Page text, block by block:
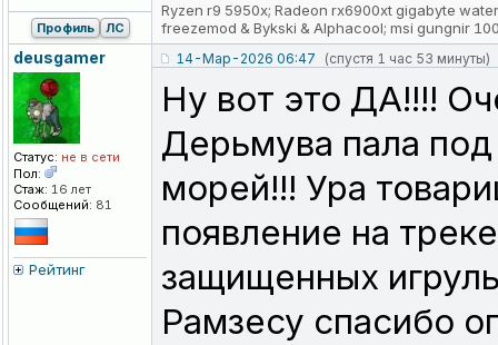
Ryzen r9 5950х; Radeon rx6900xt gigabyte
freezemod & Bykski & Alphacool; msi gungnir
Профиль ЛС
deusgamer
Статус: не в сети
Пол:
Стаж: 16 лет
Сообщений: 81
Рейтинг
14-Мар-2026 06:47 (спустя 1 час 53 минуты)
Ну вот это ДА!!!!
Дерьмува пала
морей!!! Ура
появление на
защищенных
Рамзесу спасибо